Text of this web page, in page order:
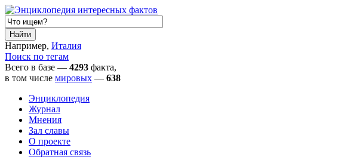
Например, Италия
Поиск по тегам
Всего в базе — 4293 факта,
в том числе мировых — 638
Энциклопедия
Журнал
Мнения
Зал славы
О проекте
Обратная связь